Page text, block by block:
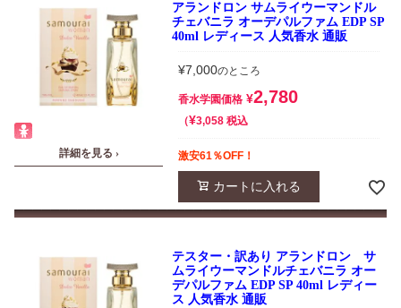
詳細を見る ›
アランドロン サムライウーマンドル
チェバニラ オーデパルファム EDP SP
40ml レディース 人気香水 通販
¥7,000のところ
香水学園価格 ¥2,780
¥3,058 税込
激安61％OFF！
カートに入れる
テスター・訳あり アランドロン サ
ムライウーマンドルチェバニラ オー
デパルファム EDP SP 40ml レディー
ス 人気香水 通販